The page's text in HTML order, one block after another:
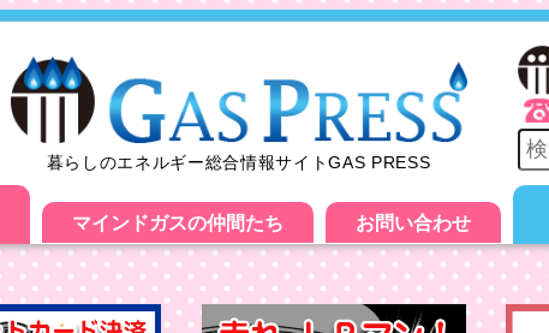
暮らしのエネルギー総合情報サイトGAS PRESS
マインドガスの仲間たち お問い合わせ